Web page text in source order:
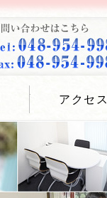
アクセス